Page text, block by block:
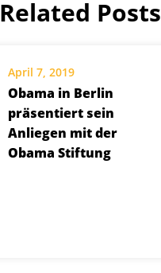
Related Posts
April 7, 2019
Obama in Berlin
präsentiert sein
Anliegen mit der
Obama Stiftung